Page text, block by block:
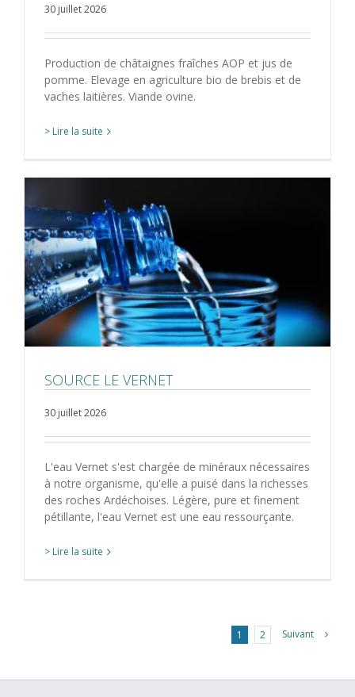
30 juillet 2026
Production de châtaignes fraîches AOP et jus de
pomme. Elevage en agriculture bio de brebis et de
vaches laitières. Viande ovine.
> Lire la suite
SOURCE LE VERNET
30 juillet 2026
L'eau Vernet s'est chargée de minéraux nécessaires
à notre organisme, qu'elle a puisé dans la richesses
des roches Ardéchoises. Légère, pure et finement
pétillante, l'eau Vernet est une eau ressourçante.
> Lire la suite
1 2 Suivant